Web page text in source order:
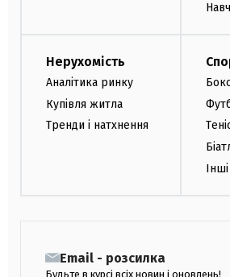
Нерухомість
Аналітика ринку
Купівля житла
Тренди і натхнення
Бокс
Email - розсилка
Будьте в курсі всіх новин і оновлень!